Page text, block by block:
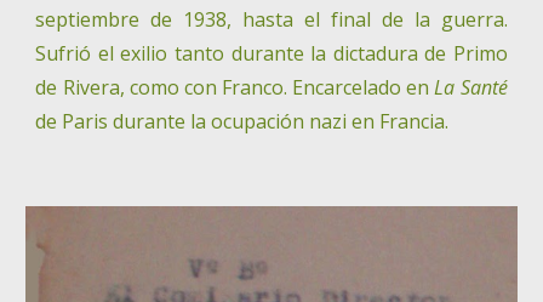
septiembre de 1938, hasta el final de la guerra.
Sufrió el exilio tanto durante la dictadura de Primo
de Rivera, como con Franco. Encarcelado enLa Santé
de Paris durante la ocupación nazi en Francia.